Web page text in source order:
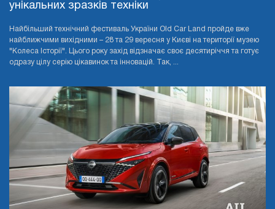
унікальних зразків техніки
Найбільший технічний фестиваль України Old Car Land пройде вже
найближчими вихідними – 28 та 29 вересня у Києві на території музею
"Колеса Історії". Цього року захід відзначає своє десятиріччя та готує
одразу цілу серію цікавинок та інновацій. Так, ...